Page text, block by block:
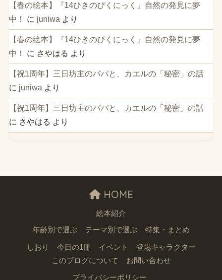
【春の絵本】『14ひきのぴくにっく』自然の発見に夢
中！
に juniwa より
【春の絵本】『14ひきのぴくにっく』自然の発見に夢
中！
に さやはる より
【祝1周年】三日坊主のパパと、カエルの「秘密」の話
に juniwa より
【祝1周年】三日坊主のパパと、カエルの「秘密」の話
に さやはる より
HOME
絵本紹介
年齢別で選ぶ テーマ別で選ぶ 特集・まとめ
しおり 今日の1冊 イベント
登場キャラクター
このブログについて
お問い合わせ
プライバシーポリシー